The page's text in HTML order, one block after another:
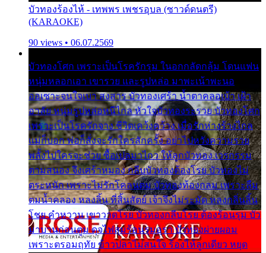
บัวทองร้องไห้ - เทพพร เพชรอุบล (ซาวด์ดนตรี)
(KARAOKE)
90 views • 06.07.2569
บัวทองโศก เพราะเป็นโรครักรุม ในอกกลัดกลุ้ม โดนแฟน
หนุ่มหลอกเอา เขารวย และรูปหล่อ มาพะเน้าพะนอ
ออเซาะจนใจเบา สงสาร บัวทองเศร้า น้ำตาคลอเบ้า เฝ้า
อาลัย หนุ่มรูปหล่อหนีไกล หัวใจบัวทองระรวย บัวทองโศก
เพราะเป็นโรครักจาง ชีวิตเคว้งคว้าง เมื่อรักห่างร้างไกล
แม่ก็บอก พ่อก็สั่งจะรักใครสักครั้ง อย่าไปหวังความรวย
พลั้งไปใครจะช่วย ซื้อเปลมาไกว ให้ลูกบัวทอง เวรกรรม
ตามสนอง จึงเศร้าหมอง กลีบบัวทองต้องโรย บัวทองไม่
ตระหนัก เพราะไม่รักโคลนตม บัวทองท้องกลม เพราะลืม
ตมน้ำคลอง หลงลิ้น ที่สิ้นสัตย์ เจ้าจึงไม่ระมัด หลงกลิ่นลิ้น
โชย คำหวาน เขาวาดโรย บัวทองกลีบโรย ต้องร้อนรุม บัว
มาบานก่อนตูม ดุจไฟสุมร้อนรุมอุรา บัวทองผ่ายผอม
เพราะตรอมฤทัย ข้าวปลาไม่สนใจ ร้องไห้ลูกเดียว หยุด